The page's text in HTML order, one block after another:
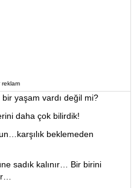
reklam
yaşam vardı değil mi?
daha çok bilirdik!
beklemeden
sadık kalınır… Bir birini